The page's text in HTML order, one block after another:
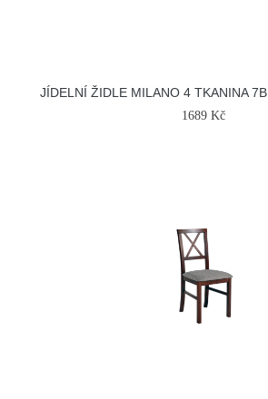
JÍDELNÍ ŽIDLE MILANO 4 TKANINA
1689 Kč